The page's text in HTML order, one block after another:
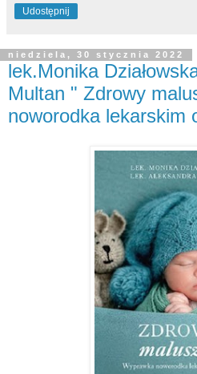
Udostępnij
niedziela, 30 stycznia 2022
lek.Monika
Multan " Zdrowy
noworodka lekarskim